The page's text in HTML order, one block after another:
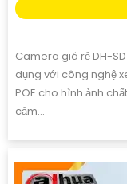
Camera giá rẻ DH-
dụng với công nghệ
POE cho hình ảnh
cảm...